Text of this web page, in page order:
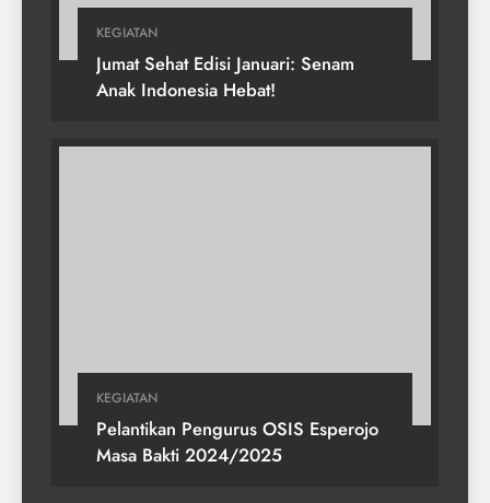
KEGIATAN
Jumat Sehat Edisi Januari: Senam
Anak Indonesia Hebat!
KEGIATAN
Pelantikan Pengurus OSIS Esperojo
Masa Bakti 2024/2025